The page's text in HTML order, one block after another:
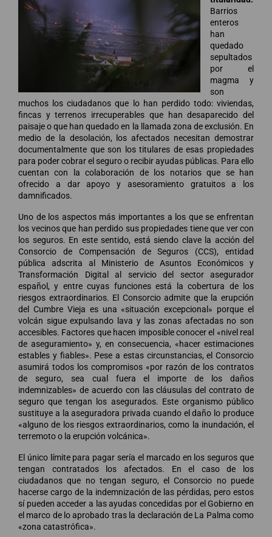
Barrios
enteros
han
quedado
sepultados
por el
magma y
son
muchos los ciudadanos que lo han perdido todo: viviendas,
fincas y terrenos irrecuperables que han desaparecido del
paisaje o que han quedado en la llamada zona de exclusión. En
medio de la desolación, los afectados necesitan demostrar
documentalmente que son los titulares de esas propiedades
para poder cobrar el seguro o recibir ayudas públicas. Para ello
cuentan con la colaboración de los notarios que se han
ofrecido a dar apoyo y asesoramiento gratuitos a los
damnificados.
Uno de los aspectos más importantes a los que se enfrentan
los vecinos que han perdido sus propiedades tiene que ver con
los seguros. En este sentido, está siendo clave la acción del
Consorcio de Compensación de Seguros (CCS), entidad
pública adscrita al Ministerio de Asuntos Económicos y
Transformación Digital al servicio del sector asegurador
español, y entre cuyas funciones está la cobertura de los
riesgos extraordinarios. El Consorcio admite que la erupción
del Cumbre Vieja es una «situación excepcional» porque el
volcán sigue expulsando lava y las zonas afectadas no son
accesibles. Factores que hacen imposible conocer el «nivel real
de aseguramiento» y, en consecuencia, «hacer estimaciones
estables y fiables». Pese a estas circunstancias, el Consorcio
asumirá todos los compromisos «por razón de los contratos
de seguro, sea cual fuera el importe de los daños
indemnizables» de acuerdo con las cláusulas del contrato de
seguro que tengan los asegurados. Este organismo público
sustituye a la aseguradora privada cuando el daño lo produce
«alguno de los riesgos extraordinarios, como la inundación, el
terremoto o la erupción volcánica».
El único límite para pagar sería el marcado en los seguros que
tengan contratados los afectados. En el caso de los
ciudadanos que no tengan seguro, el Consorcio no puede
hacerse cargo de la indemnización de las pérdidas, pero estos
sí pueden acceder a las ayudas concedidas por el Gobierno en
el marco de lo aprobado tras la declaración de La Palma como
«zona catastrófica».